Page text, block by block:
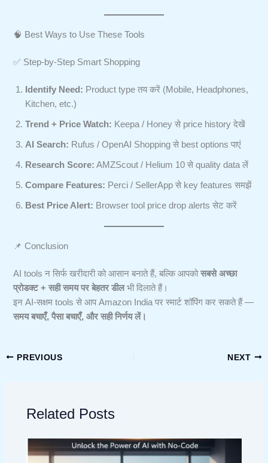
🧠 Best Ways to Use These Tools
✅ Step-by-Step Smart Shopping
Identify Need: Product type तय करें (Mobile, Headphones,
Kitchen, etc.)
Trend + Price Watch: Keepa / Honey से price history देखें
AI Search: Rufus / OpenAI Shopping से best options पाएं
Research Score: AMZScout / Helium 10 से quality data लें
Compare Features: Perci / SellerApp से key features समझें
Best Price Alert: Browser tool price drop alerts सेट करें
📌 Conclusion
AI tools न सिर्फ खरीदारी को आसान बनाते हैं, बल्कि आपकोसबसे अच्छा
प्रोडक्ट + सही समय पर बेहतर डीलभी दिलाते हैं।
इन AI-सक्षम tools से आप Amazon India पर स्मार्ट शॉपिंग कर सकते हैं —
समय बचाएँ, पैसा बचाएँ, और सही निर्णय लें।
PREVIOUS NEXT
Related Posts